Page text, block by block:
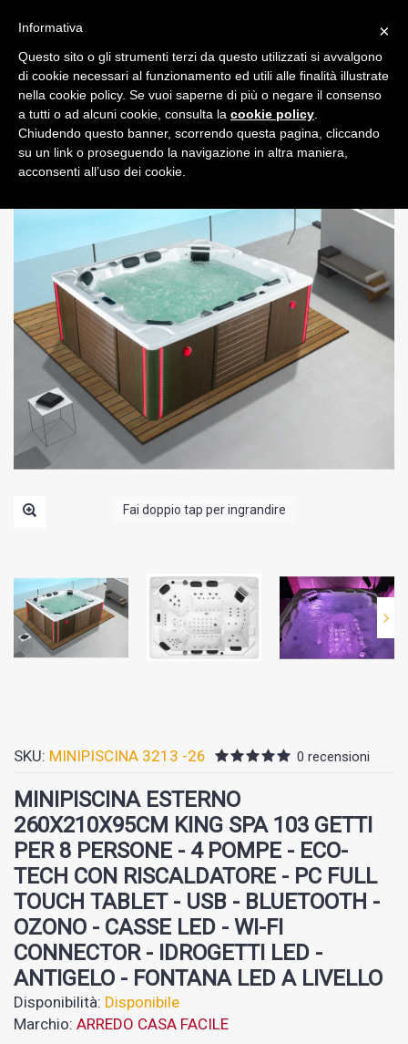
0
Fai doppio tap per ingrandire
SKU: MINIPISCINA 3213 -26 0 recensioni
MINIPISCINA ESTERNO
260X210X95CM KING SPA 103 GETTI
PER 8 PERSONE - 4 POMPE - ECO-
TECH CON RISCALDATORE - PC FULL
TOUCH TABLET - USB - BLUETOOTH -
OZONO - CASSE LED - WI-FI
CONNECTOR - IDROGETTI LED -
ANTIGELO - FONTANA LED A LIVELLO
Disponibilità: Disponibile
Marchio: ARREDO CASA FACILE
×
Informativa
Questo sito o gli strumenti terzi da questo utilizzati si avvalgono
di cookie necessari al funzionamento ed utili alle finalità illustrate
nella cookie policy. Se vuoi saperne di più o negare il consenso
a tutti o ad alcuni cookie, consulta la cookie policy
Chiudendo questo banner, scorrendo questa pagina, cliccando
su un link o proseguendo la navigazione in altra maniera,
acconsenti all’uso dei cookie.